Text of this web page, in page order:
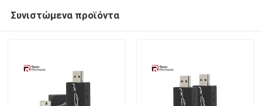
Συνιστώμενα προϊόντα